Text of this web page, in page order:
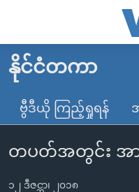
လွယ်ကူ
စေ
သည့်
များ
ပင်မ
မူလစာမျက်နှာ
မြန်မာ
ကမ္ဘာ့သတင်းများ
နိုင်ငံတကာ
ဗွီဒီယို
နိုင်ငံတကာ
ဗွီဒီယို ကြည့်ရှုရန်
တပတ်အတွင်း အာ
၁၂ ဒီဇင္ဘာ၊ ၂၀၁၈